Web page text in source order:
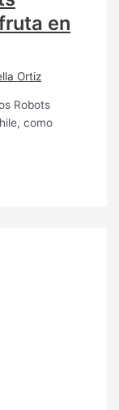
en
Ortiz
Robots
como